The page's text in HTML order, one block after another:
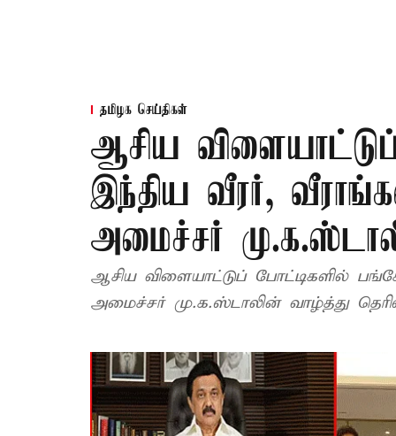
தமிழக செய்திகள்
ஆசிய
இந்திய வீரர்,
அமைச்சர்
ஆசிய விளையாட்டுப் போட்டிகளில்
அமைச்சர் மு.க.ஸ்டாலின் வாழ்த்து